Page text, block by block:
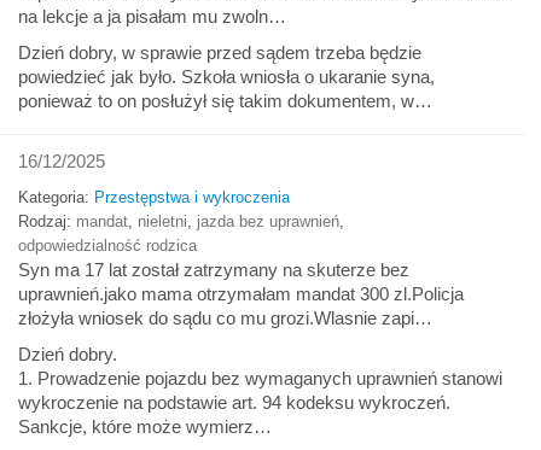
na lekcje a ja pisałam mu zwoln…
Dzień dobry, w sprawie przed sądem trzeba będzie
powiedzieć jak było. Szkoła wniosła o ukaranie syna,
ponieważ to on posłużył się takim dokumentem, w…
16/12/2025
Kategoria: Przestępstwa i wykroczenia
Rodzaj: mandat nieletni jazda bez uprawnień
odpowiedzialność rodzica
Syn ma 17 lat został zatrzymany na skuterze bez
uprawnień.jako mama otrzymałam mandat 300 zl.Policja
złożyła wniosek do sądu co mu grozi.Wlasnie zapi…
Dzień dobry.
1. Prowadzenie pojazdu bez wymaganych uprawnień stanowi
wykroczenie na podstawie art. 94 kodeksu wykroczeń.
Sankcje, które może wymierz…